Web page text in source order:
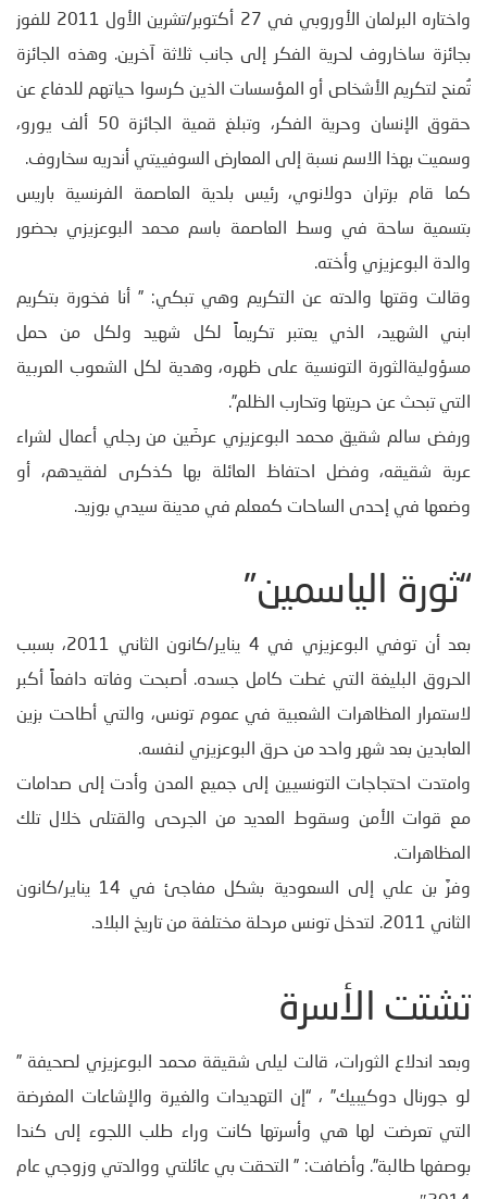
واختاره البرلمان الأوروبي في 27 أكتوبر/تشرين الأول 2011 للفوز
بجائزة ساخاروف لحرية الفكر إلى جانب ثلاثة آخرين. وهذه الجائزة
تُمنح لتكريم الأشخاص أو المؤسسات الذين كرسوا حياتهم للدفاع عن
حقوق الإنسان وحرية الفكر، وتبلغ قمية الجائزة 50 ألف يورو،
وسميت بهذا الاسم نسبة إلى المعارض السوفييتي أندريه سخاروف.
كما قام برتران دولانوي، رئيس بلدية العاصمة الفرنسية باريس
بتسمية ساحة في وسط العاصمة باسم محمد البوعزيزي بحضور
والدة البوعزيزي وأخته.
وقالت وقتها والدته عن التكريم وهي تبكي: ” أنا فخورة بتكريم
ابني الشهيد، الذي يعتبر تكريماً لكل شهيد ولكل من حمل
مسؤوليةالثورة التونسية على ظهره، وهدية لكل الشعوب العربية
التي تبحث عن حريتها وتحارب الظلم”.
ورفض سالم شقيق محمد البوعزيزي عرضَين من رجلي أعمال لشراء
عربة شقيقه، وفضل احتفاظ العائلة بها كذكرى لفقيدهم، أو
وضعها في إحدى الساحات كمعلم في مدينة سيدي بوزيد.
“ثورة الياسمين”
بعد أن توفي البوعزيزي في 4 يناير/كانون الثاني 2011، بسبب
الحروق البليغة التي غطت كامل جسده. أصبحت وفاته دافعاً أكبر
لاستمرار المظاهرات الشعبية في عموم تونس، والتي أطاحت بزين
العابدين بعد شهر واحد من حرق البوعزيزي لنفسه.
وامتدت احتجاجات التونسيين إلى جميع المدن وأدت إلى صدامات
مع قوات الأمن وسقوط العديد من الجرحى والقتلى خلال تلك
المظاهرات.
وفرَّ بن علي إلى السعودية بشكل مفاجئ في 14 يناير/كانون
الثاني 2011. لتدخل تونس مرحلة مختلفة من تاريخ البلاد.
تشتت الأسرة
وبعد اندلاع الثورات، قالت ليلى شقيقة محمد البوعزيزي لصحيفة ”
لو جورنال دوكيبيك” ، “إن التهديدات والغيرة والإشاعات المغرضة
التي تعرضت لها هي وأسرتها كانت وراء طلب اللجوء إلى كندا
بوصفها طالبة”. وأضافت: ” التحقت بي عائلتي ووالدتي وزوجي عام